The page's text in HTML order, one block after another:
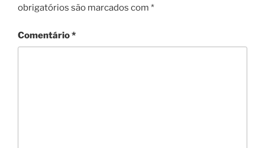
obrigatórios são marcados com *
Comentário*